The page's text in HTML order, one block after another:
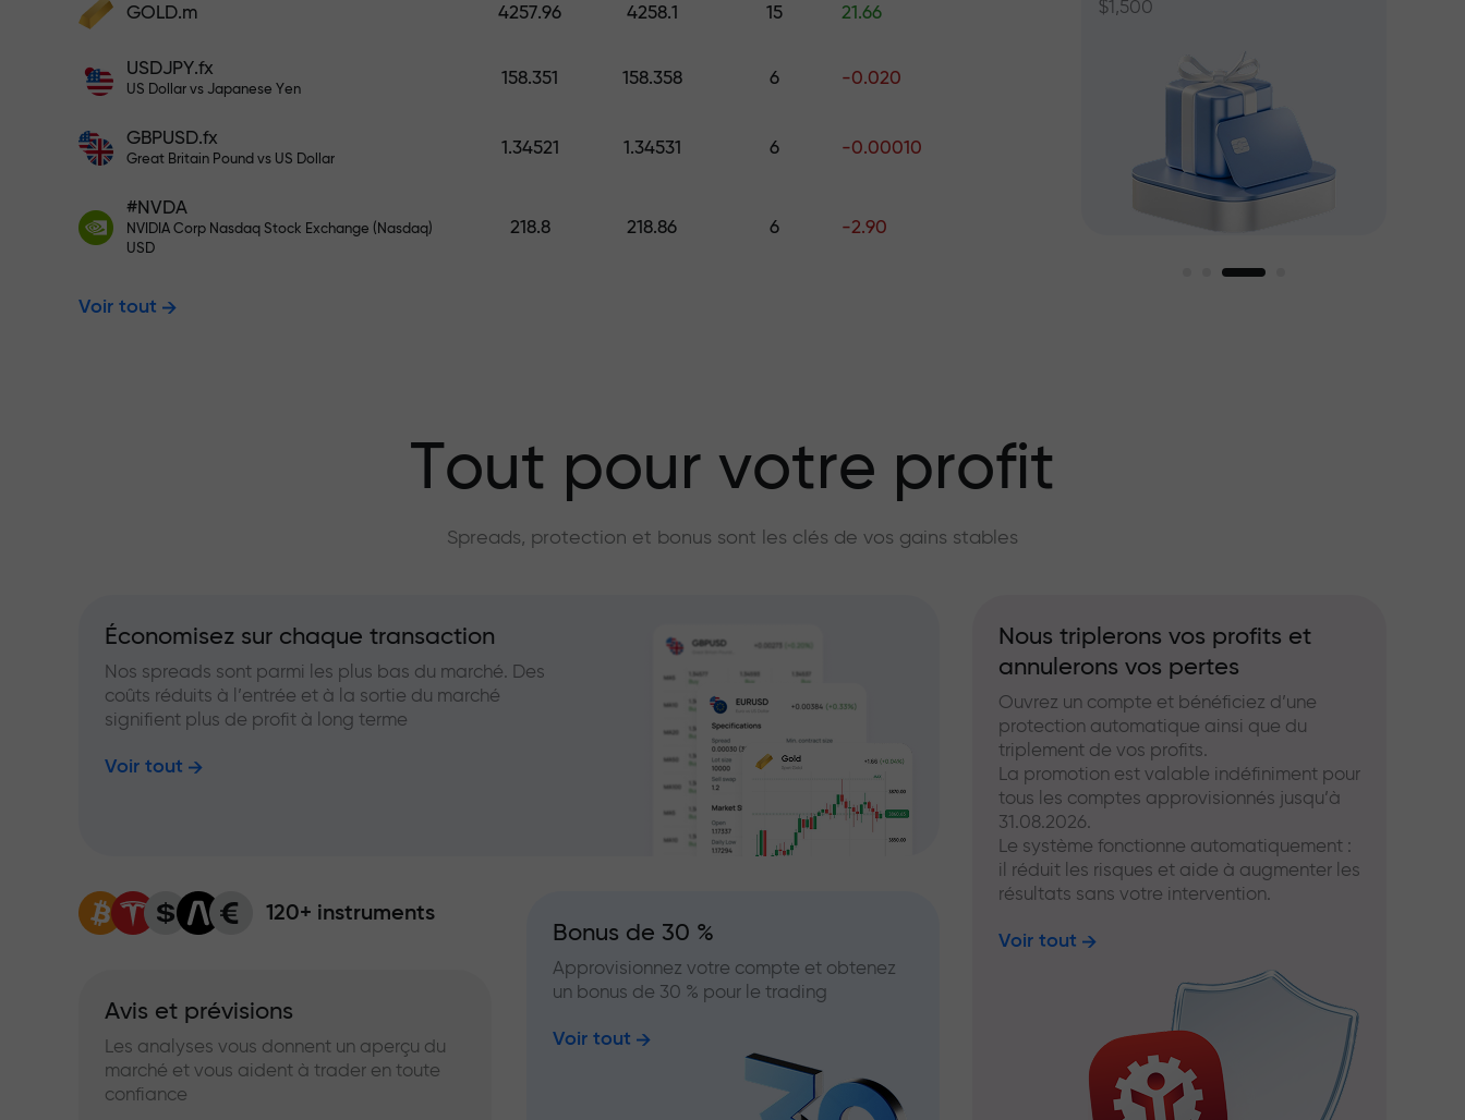
000 fois supérieur à votre dépôt. X1000
n’est pas une erreur. Plus le dépôt est
cadeaux
$1,500
Tradez sans risque — nous
Bonus jusqu’à X1000 — le plus
grand multiplicateur du marché
GOLD.m 4257.96 4258.1 15 21.66
USDJPY.fx
US Dollar vs Japanese Yen
158.351 158.358 6 -0.020
GBPUSD.fx
Great Britain Pound vs US Dollar
1.34521 1.34531 6 -0.00010
#NVDA
NVIDIA Corp Nasdaq Stock Exchange (Nasdaq)
USD
218.8 218.86 6 -2.90
Voir tout
$1,500
Tout pour votre profit
Spreads, protection et bonus sont les clés de vos gains stables
Économisez sur chaque transaction
Nos spreads sont parmi les plus bas du marché. Des
coûts réduits à l’entrée et à la sortie du marché
signifient plus de profit à long terme
Voir tout
120+ instruments
Avis et prévisions
Les analyses vous donnent un aperçu du
marché et vous aident à trader en toute
confiance
Bonus de 30 %
Approvisionnez votre compte et obtenez
un bonus de 30 % pour le trading
Voir tout
Nous triplerons vos profits et
annulerons vos pertes
Ouvrez un compte et bénéficiez d’une
protection automatique ainsi que du
triplement de vos profits.
La promotion est valable indéfiniment pour
tous les comptes approvisionnés jusqu’à
31.08.2026.
Le système fonctionne automatiquement :
il réduit les risques et aide à augmenter les
résultats sans votre intervention.
Voir tout